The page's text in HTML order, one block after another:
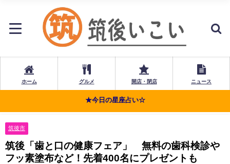
ホーム グルメ 開店・閉店 ニュース
★今日の星座占い☆
筑後市
筑後「歯と口の健康フェア」 無料の歯科検診や
フッ素塗布など！先着400名にプレゼントも